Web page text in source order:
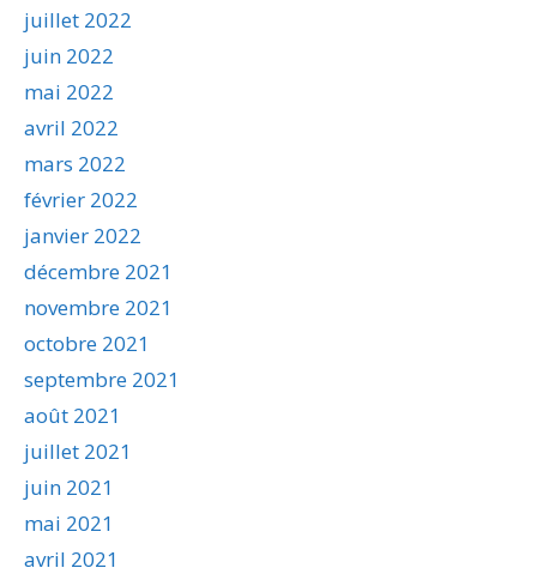
juillet 2022
juin 2022
mai 2022
avril 2022
mars 2022
février 2022
janvier 2022
décembre 2021
novembre 2021
octobre 2021
septembre 2021
août 2021
juillet 2021
juin 2021
mai 2021
avril 2021